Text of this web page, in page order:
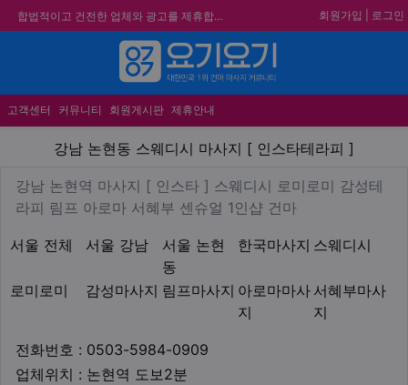
합법적이고 건전한 업체와 광고를 제휴합니다.
★요기요기 설 연휴 휴무 안내★
★ 요기요기 업체회원 안내사항 ★
불건전한 게시글은 삭제 및 회원탈퇴 됩니다.
회원가입 로그인
고객센터 커뮤니티 회원게시판 제휴안내
강남 논현동 스웨디시 마사지
강남 논현동 스웨디시 마사지 [ 인스타테라피 ]
업체 정보
강남 논현역 마사지 [ 인스타 ]
강남 논현역 마사지 [ 인스타 ] 스웨디시 로미로미 감성테
라피 림프 아로마 서혜부 센슈얼 1인샵 건마Description
서울 전체 서울 강남
서울 논현
동
지역1 한국마사지 스웨디시
로미로미 감성마사지 림프마사지 아로마마사
지
서혜부마사
지
테마
전화번호 : 0503-5984-0909
업체위치 : 논현역 도보2분